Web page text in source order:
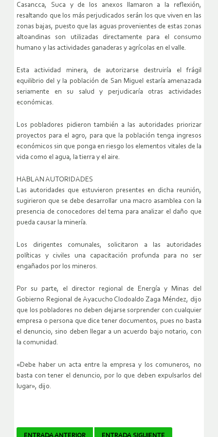
Casancca, Suca y de los anexos llamaron a la reflexión,
resaltando que los más perjudicados serán los que viven en las
zonas bajas, puesto que las aguas provenientes de estas zonas
altoandinas son utilizadas directamente para el consumo
humano y las actividades ganaderas y agrícolas en el valle.
Esta actividad minera, de autorizarse destruiría el frágil
equilibrio del y la población de San Miguel estaría amenazada
seriamente en su salud y perjudicaría otras actividades
económicas.
Los pobladores pidieron también a las autoridades priorizar
proyectos para el agro, para que la población tenga ingresos
económicos sin que ponga en riesgo los elementos vitales de la
vida como el agua, la tierra y el aire.
HABLAN AUTORIDADES
Las autoridades que estuvieron presentes en dicha reunión,
sugirieron que se debe desarrollar una macro asamblea con la
presencia de conocedores del tema para analizar el daño que
pueda causar la minería.
Los dirigentes comunales, solicitaron a las autoridades
políticas y civiles una capacitación profunda para no ser
engañados por los mineros.
Por su parte, el director regional de Energía y Minas del
Gobierno Regional de Ayacucho Clodoaldo Zaga Méndez, dijo
que los pobladores no deben dejarse sorprender con cualquier
empresa o persona que dice tener documentos, pues no basta
el denuncio, sino deben llegar a un acuerdo bajo notario, con
la comunidad.
«Debe haber un acta entre la empresa y los comuneros, no
basta con tener el denuncio, por lo que deben expulsarlos del
lugar», dijo.